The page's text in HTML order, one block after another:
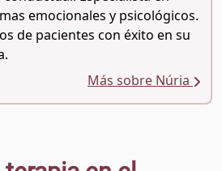
emocionales y psicológicos.
de pacientes con éxito en su
Más sobre Núria